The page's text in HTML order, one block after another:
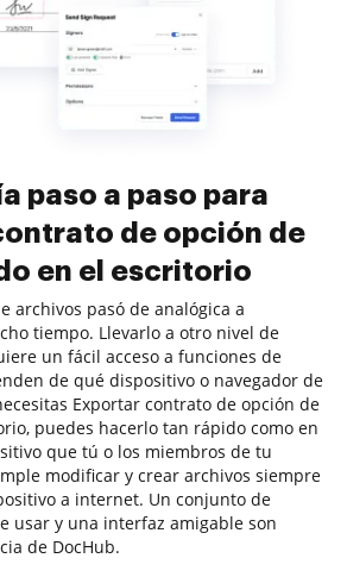
paso a paso para
de opción de
en el escritorio
archivos pasó de analógica a
tiempo. Llevarlo a otro nivel de
un fácil acceso a funciones de
de qué dispositivo o navegador de
Exportar contrato de opción de
puedes hacerlo tan rápido como en
que tú o los miembros de tu
modificar y crear archivos siempre
a internet. Un conjunto de
usar y una interfaz amigable son
de DocHub.